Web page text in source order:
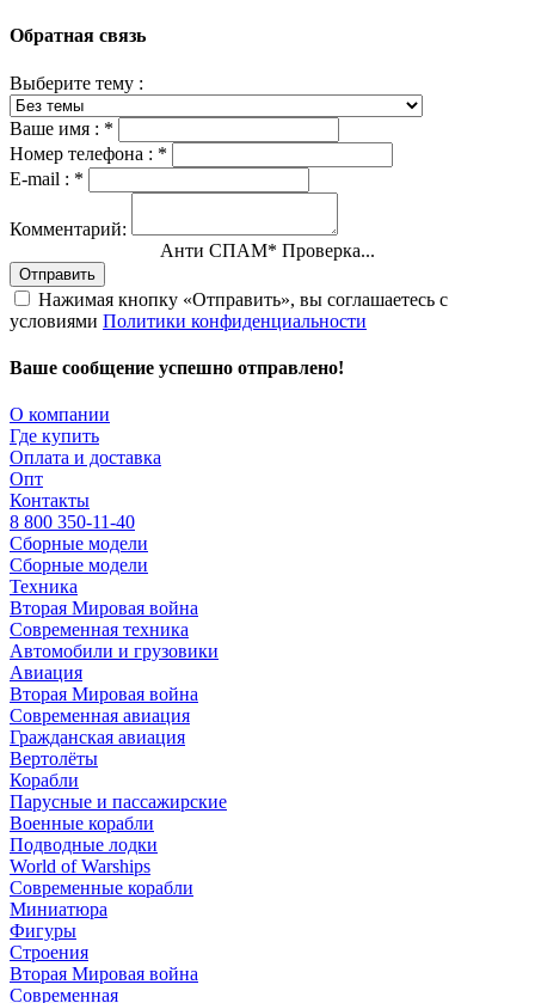
Обратная связь
Выберите тему :
Ваше имя : *
Номер телефона : *
E-mail : *
Комментарий:
Анти СПАМ* Проверка...
Отправить
Нажимая кнопку «Отправить», вы соглашаетесь с
условиями Политики конфиденциальности
Ваше сообщение успешно отправлено!
О компании
Где купить
Оплата и доставка
Опт
Контакты
8 800 350-11-40
Сборные модели
Сборные модели
Техника
Вторая Мировая война
Современная техника
Автомобили и грузовики
Авиация
Вторая Мировая война
Современная авиация
Гражданская авиация
Вертолёты
Корабли
Парусные и пассажирские
Военные корабли
Подводные лодки
World of Warships
Современные корабли
Миниатюра
Фигуры
Строения
Вторая Мировая война
Современная